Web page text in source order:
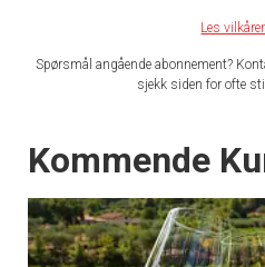
Les
Spørsmål angående abonnement?
sjekk siden for ofte
Events
Kommende